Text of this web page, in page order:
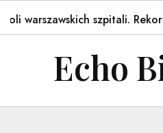
warszawskich szpitali.
Echo